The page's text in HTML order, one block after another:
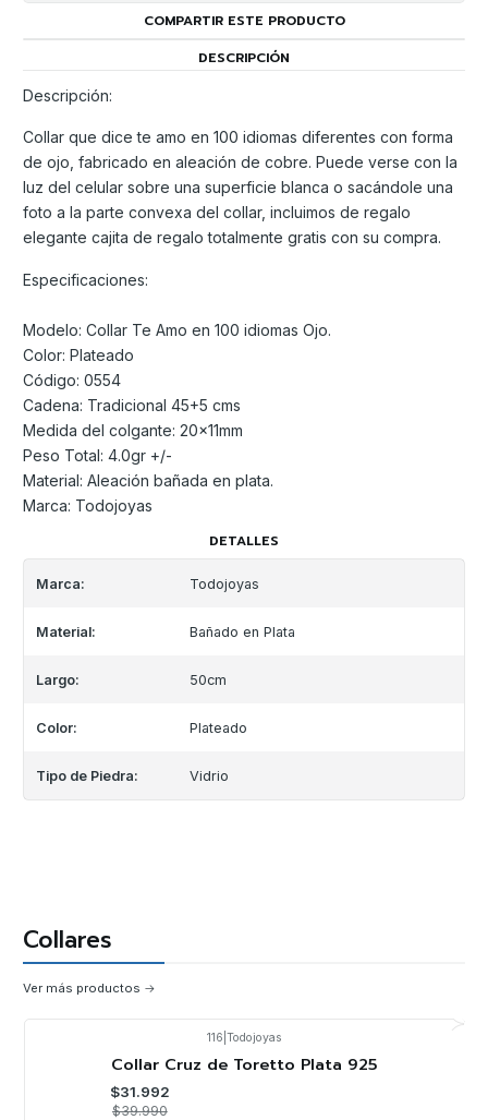
COMPARTIR ESTE PRODUCTO
DESCRIPCIÓN
Descripción:
Collar que dice te amo en 100 idiomas diferentes con forma
de ojo, fabricado en aleación de cobre. Puede verse con la
luz del celular sobre una superficie blanca o sacándole una
foto a la parte convexa del collar, incluimos de regalo
elegante cajita de regalo totalmente gratis con su compra.
Especificaciones:
Modelo: Collar Te Amo en 100 idiomas Ojo.
Color: Plateado
Código: 0554
Cadena: Tradicional 45+5 cms
Medida del colgante: 20x11mm
Peso Total: 4.0gr +/-
Material: Aleación bañada en plata.
Marca: Todojoyas
DETALLES
Marca: Todojoyas
Material: Bañado en Plata
Largo: 50cm
Color: Plateado
Tipo de Piedra: Vidrio
Collares
Ver más productos
116 Todojoyas
Collar Cruz de Toretto Plata 925
$31.992
$39.990